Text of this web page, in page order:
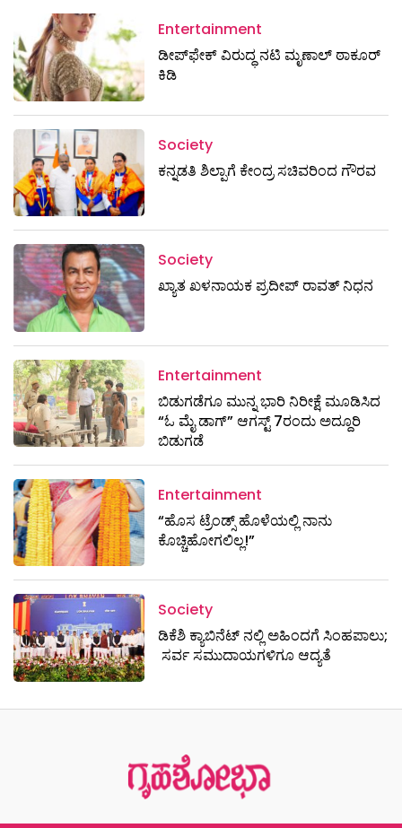
Entertainment
ಡೀಪ್‌ಫೇಕ್ ವಿರುದ್ಧ ನಟಿ ಮೃಣಾಲ್ ಠಾಕೂರ್
ಕಿಡಿ
Society
ಕನ್ನಡತಿ ಶಿಲ್ಪಾಗೆ ಕೇಂದ್ರ ಸಚಿವರಿಂದ ಗೌರವ
Society
ಖ್ಯಾತ ಖಳನಾಯಕ ಪ್ರದೀಪ್ ರಾವತ್‌ ನಿಧನ
Entertainment
ಬಿಡುಗಡೆಗೂ ಮುನ್ನ ಭಾರಿ ನಿರೀಕ್ಷೆ ಮೂಡಿಸಿದ
“ಓ ಮೈ ಡಾಗ್” ಆಗಸ್ಟ್ 7ರಂದು ಅದ್ದೂರಿ
ಬಿಡುಗಡೆ
Entertainment
“ಹೊಸ ಟ್ರೆಂಡ್ಸ್ ಹೊಳೆಯಲ್ಲಿ ನಾನು
ಕೊಚ್ಚಿಹೋಗಲಿಲ್ಲ!”
Society
ಡಿಕೆಶಿ ಕ್ಯಾಬಿನೆಟ್​​​ ನಲ್ಲಿ ಅಹಿಂದಗೆ ಸಿಂಹಪಾಲು;
ಸರ್ವ ಸಮುದಾಯಗಳಿಗೂ ಆದ್ಯತೆ